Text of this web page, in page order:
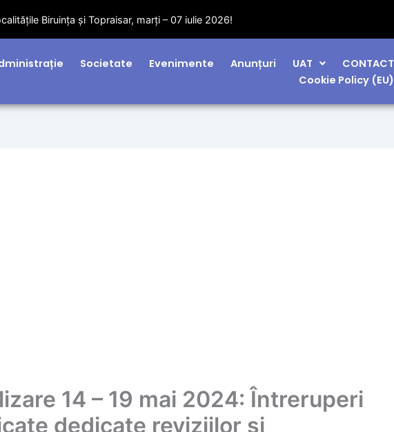
Biruința și Topraisar, marți – 07 iulie 2026!
Societate Evenimente Anunțuri UAT
CONTACT
Cookie Policy (EU)
14 – 19 mai 2024: Întreruperi
dedicate reviziilor și